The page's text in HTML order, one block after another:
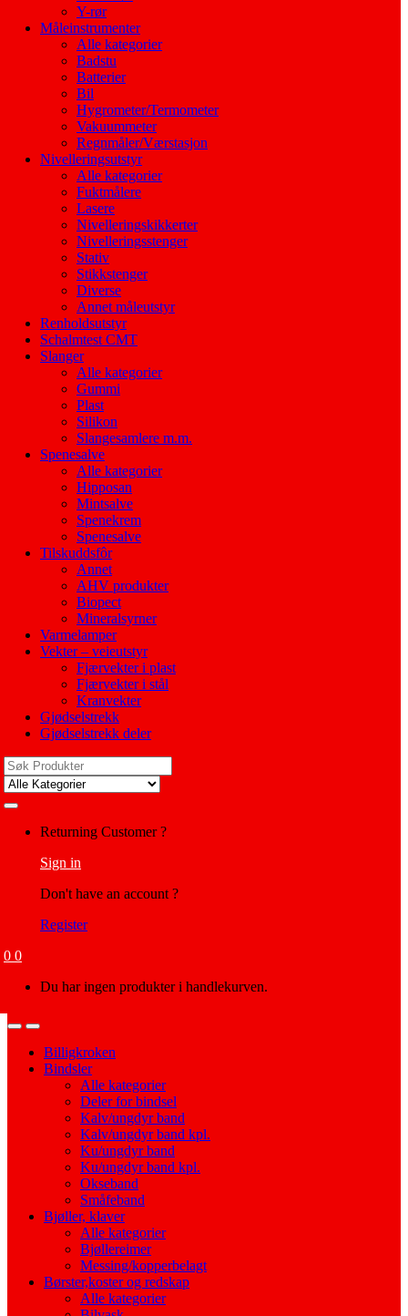
Y-rør
Måleinstrumenter
Alle kategorier
Badstu
Batterier
Bil
Hygrometer/Termometer
Vakuummeter
Regnmåler/Værstasjon
Nivelleringsutstyr
Alle kategorier
Fuktmålere
Lasere
Nivelleringskikkerter
Nivelleringsstenger
Stativ
Stikkstenger
Diverse
Annet måleutstyr
Renholdsutstyr
Schalmtest CMT
Slanger
Alle kategorier
Gummi
Plast
Silikon
Slangesamlere m.m.
Spenesalve
Alle kategorier
Hipposan
Mintsalve
Spenekrem
Spenesalve
Tilskuddsfôr
Annet
AHV produkter
Biopect
Mineralsyrner
Varmelamper
Vekter – veieutstyr
Fjærvekter i plast
Fjærvekter i stål
Kranvekter
Gjødselstrekk
Gjødselstrekk deler
Search
for:
Returning Customer ?
Sign in
Don't have an account ?
Register
0 0
Du har ingen produkter i handlekurven.
OpenClose
Billigkroken
Bindsler
Alle kategorier
Deler for bindsel
Kalv/ungdyr band
Kalv/ungdyr band kpl.
Ku/ungdyr band
Ku/ungdyr band kpl.
Okseband
Småfeband
Bjøller, klaver
Alle kategorier
Bjøllereimer
Messing/kopperbelagt
Børster,koster og redskap
Alle kategorier